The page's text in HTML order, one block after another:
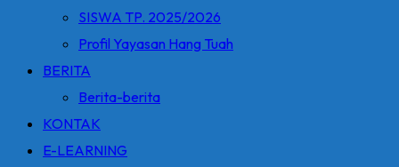
SISWA TP. 2025/2026
Profil Yayasan Hang Tuah
BERITA
Berita-berita
KONTAK
E-LEARNING